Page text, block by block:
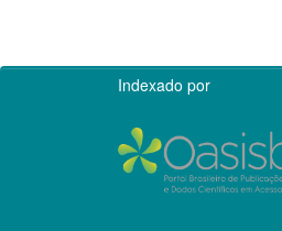
Indexado por